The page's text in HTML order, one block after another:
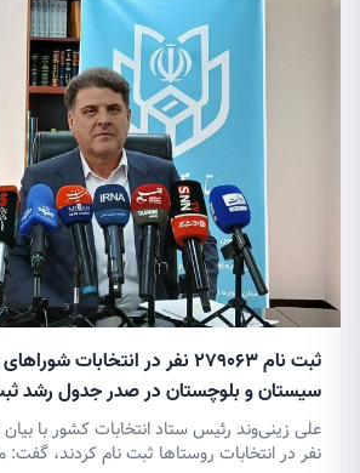
ثبت نام ۲۷۹۰۶۳ نفر در انتخابات
سیستان و بلوچستان در صدر جدول رشد
انتخابات